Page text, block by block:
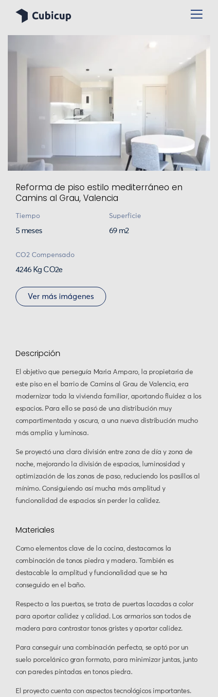
Reforma de piso estilo mediterráneo en
Camins al Grau, Valencia
Tiempo
5 meses
Superficie
69 m2
CO2 Compensado
4246 Kg CO2e
Ver más imágenes
Descripción
El objetivo que perseguía Maria Amparo, la propietaria de
este piso en el barrio de Camins al Grau de Valencia, era
modernizar toda la vivienda familiar, aportando fluidez a los
espacios. Para ello se pasó de una distribución muy
compartimentada y oscura, a una nueva distribución mucho
más amplia y luminosa.
Se proyectó una clara división entre zona de día y zona de
noche, mejorando la división de espacios, luminosidad y
optimización de las zonas de paso, reduciendo los pasillos al
mínimo. Consiguiendo así mucha más amplitud y
funcionalidad de espacios sin perder la calidez.
Materiales
Como elementos clave de la cocina, destacamos la
combinación de tonos piedra y madera. También es
destacable la amplitud y funcionalidad que se ha
conseguido en el baño.
Respecto a las puertas, se trata de puertas lacadas a color
para aportar calidez y calidad. Los armarios son todos de
madera para contrastar tonos gristes y aportar calidez.
Para conseguir una combinación perfecta, se optó por un
suelo porcelánico gran formato, para minimizar juntas, junto
con paredes pintadas en tonos piedra.
El proyecto cuenta con aspectos tecnológicos importantes.